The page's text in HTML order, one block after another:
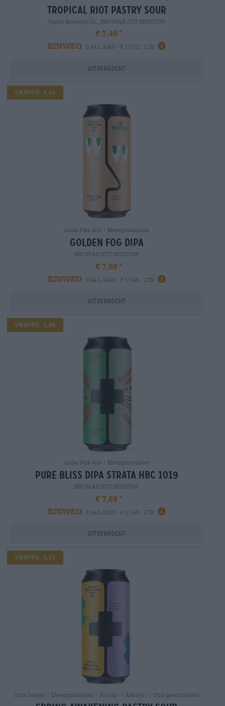
tropical riot pastry sour
Ārpus Brewing Co., BROWAR STU MOSTÓW
€ 7,49
EINWEG
0,44 L KAN - € 17,02 / LTR
Uitverkocht
Untappd: 3,83
India Pale Ale | Meergranenbier
golden fog dipa
BROWAR STU MOSTÓW
€ 7,69
EINWEG
0,44 L KAN - € 17,48 / LTR
Uitverkocht
Untappd: 3,86
India Pale Ale | Meergranenbier
pure bliss dipa strata hbc 1019
BROWAR STU MOSTÓW
€ 7,69
EINWEG
0,44 L KAN - € 17,48 / LTR
Uitverkocht
Untappd: 4,23
Zure bieren | Meergranenbier | Frucht- | Kräuter- | Und gewürzbiere